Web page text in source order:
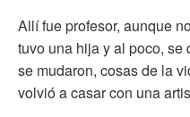
Allí fue profesor, aunque
tuvo una hija y al poco,
se mudaron, cosas de la
volvió a casar con una